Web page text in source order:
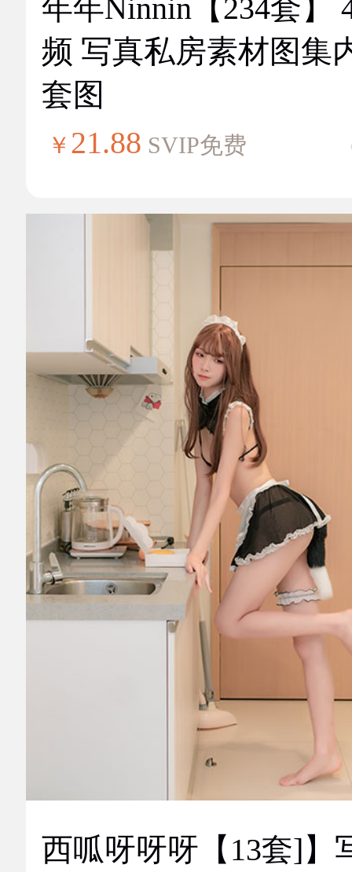
年年Ninnin【234套】
频 写真私房素材图集
套图
￥ 21.88 SVIP免费
西呱呀呀呀【13套]】